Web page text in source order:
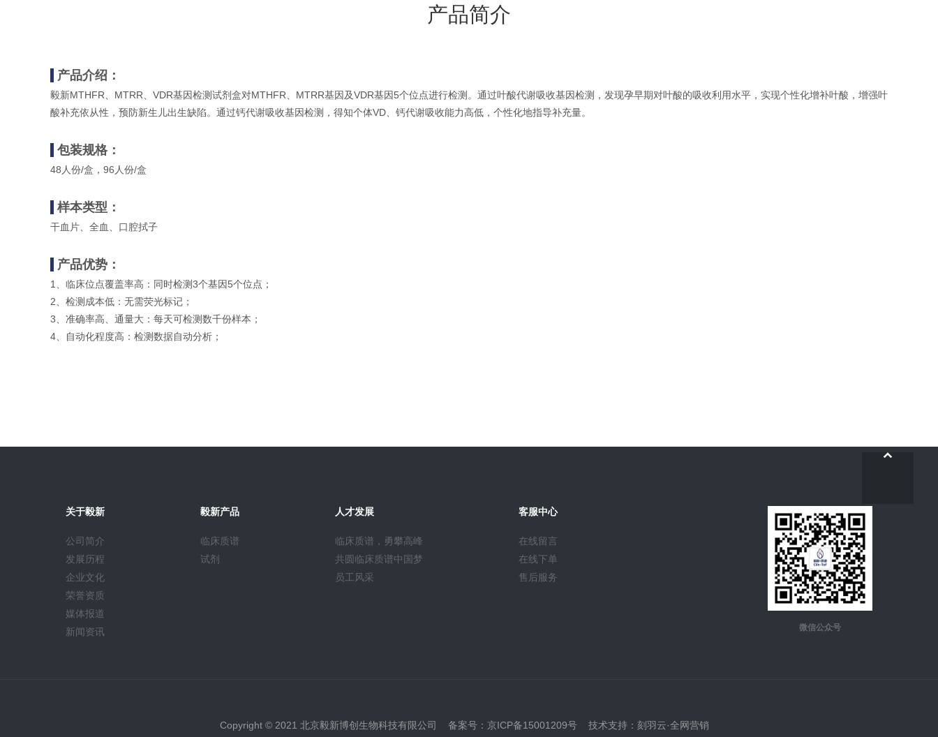
产品简介
产品介绍：
毅新MTHFR、MTRR、VDR基因检测试剂盒对MTHFR、MTRR基因及VDR基因5个位点进行检测。通过叶酸代谢吸收基因检测，发现孕早期对叶酸的吸收利用水平，实现个性化增补叶酸，增强叶
酸补充依从性，预防新生儿出生缺陷。通过钙代谢吸收基因检测，得知个体VD、钙代谢吸收能力高低，个性化地指导补充量。
包装规格：
48人份/盒，96人份/盒
样本类型：
干血片、全血、口腔拭子
产品优势：
1、临床位点覆盖率高：同时检测3个基因5个位点；
2、检测成本低：无需荧光标记；
3、准确率高、通量大：每天可检测数千份样本；
4、自动化程度高：检测数据自动分析；
关于毅新
公司简介
发展历程
企业文化
荣誉资质
媒体报道
新闻资讯
毅新产品
临床质谱
试剂
人才发展
临床质谱，勇攀高峰
共圆临床质谱中国梦
员工风采
客服中心
在线留言
在线下单
售后服务
微信公众号
Copyright © 2021 北京毅新博创生物科技有限公司 备案号： 京ICP备15001209号 技术支持：刻羽云·全网营销